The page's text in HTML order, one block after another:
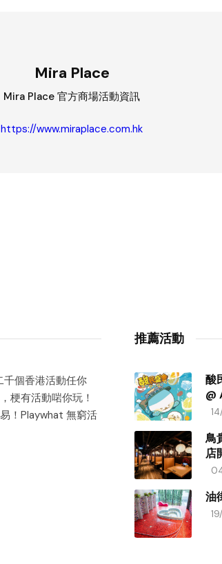
Mira Place
Mira Place 官方商場活動資訊
https://www.miraplace.com.hk
個香港活動任你
梗有活動啱你玩！
！Playwhat 無窮活
推薦活動
酸
@
鳥
店
油